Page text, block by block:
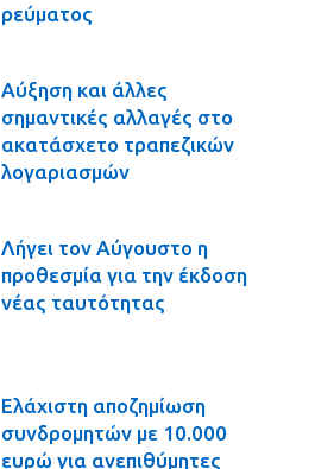
ρεύματος
Αύξηση και άλλες
σημαντικές αλλαγές στο
ακατάσχετο τραπεζικών
λογαριασμών
Λήγει τον Αύγουστο η
προθεσμία για την έκδοση
νέας ταυτότητας
Ελάχιστη αποζημίωση
συνδρομητών με 10.000
ευρώ για ανεπιθύμητες